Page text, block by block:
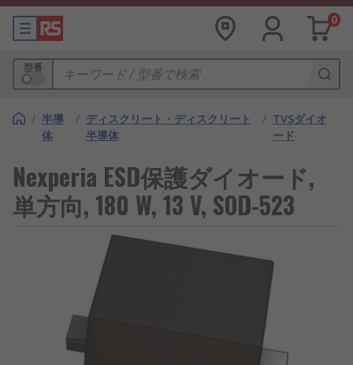
0
型番
/ 半導
体
/ ディスクリート・ディスクリート
半導体
/ TVSダイオ
ード
Nexperia ESD保護ダイオード,
単方向, 180 W, 13 V, SOD-523